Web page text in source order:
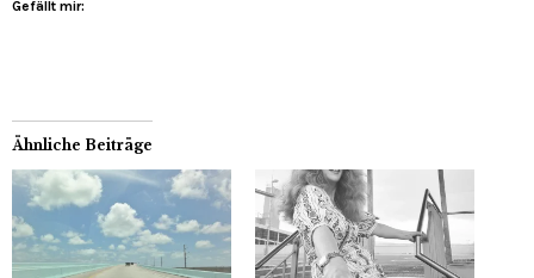
Gefällt mir:
Ähnliche Beiträge